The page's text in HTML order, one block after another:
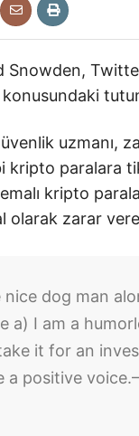
uzmanı,
kripto paralara
kripto
olarak zarar
nice dog man
a) I am a
it for an
a positive voice.